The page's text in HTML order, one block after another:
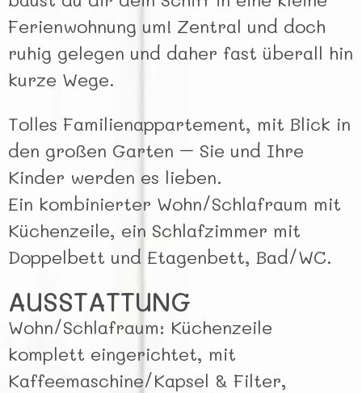
Ferienwohnung um! Zentral und doch
ruhig gelegen und daher fast überall hin
kurze Wege.
Tolles Familienappartement, mit Blick in
den großen Garten – Sie und Ihre
Kinder werden es lieben.
Ein kombinierter Wohn/Schlafraum mit
Küchenzeile, ein Schlafzimmer mit
Doppelbett und Etagenbett, Bad/WC.
AUSSTATTUNG
Wohn/Schlafraum: Küchenzeile
komplett eingerichtet, mit
Kaffeemaschine/Kapsel & Filter,